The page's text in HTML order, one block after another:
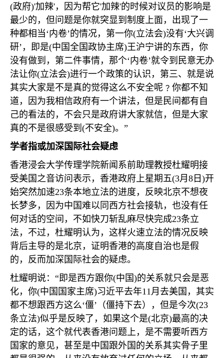
(政府)'加辣'，因为帮它'加辣'的时候对议员的影响是
最少的，但问题是你就突显到制度上面，出现了一
种都相当‘内卷’的情况，第一你(立法会)没有‘大兴调
研’，即是(中国全国政协主席)王沪宁讲的东西，你
没有做到，第二件事情，那个‘内卷’就令到民意无办
法让你(立法会)进行一个政策的认识，第三、就是说
其实大家是不是真的觉得这么不安全呢﹖你都不知
道，因为我相信政府有一个讲法，但是民间都有自
己的看法的，不会只是政府讲大家就信，但是大家
真的不是很感受到 (不安全)。”
学者指或加深国际社会疑虑
香港浸会大学传理学院新闻系前助理教授杜耀明接
受美国之音访问表示，香港政府上星期五(3月 8 日 )开
始突然加速23条本地立法的进度，反映北京不想夜
长梦多，因为中国难以同西方社会接轨，也没有任
何对话的空间，不如快刀斩乱麻尽快完成23条立
法，不过，杜耀明认为，这样火速立法的情况反映
背后主导的是北京，证明香港的高度自治也是假
的，反而加深国际社会的疑虑。
杜耀明说：“即是西方跟你(中国)的关系就只会是恶
化，你(中国国家主席)习近平去年11月去美国，其实
都不想跟西方这么‘僵’（僵持下去），但是今次(23
条立法)似乎是反映了，如果这个是(北京)最高的决
定的话，这个就代表香港问题上，是不需要听西方
国家的意见，甚至是中国跟外国的关系其实骨子里